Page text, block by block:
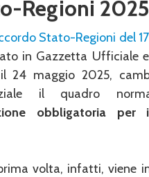
Regioni 2025
Stato-Regioni del
in Gazzetta Ufficiale
24 maggio 2025,
il quadro
obbligatoria
volta, infatti, viene